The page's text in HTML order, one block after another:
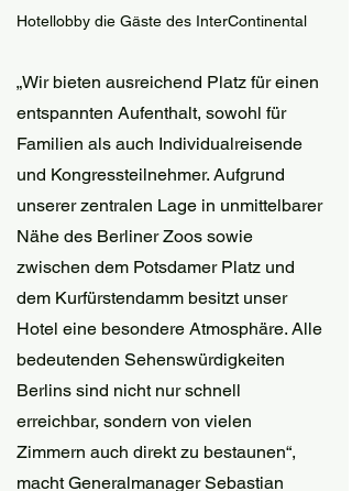
Hotellobby die Gäste des InterContinental
„Wir bieten ausreichend Platz für einen
entspannten Aufenthalt, sowohl für
Familien als auch Individualreisende
und Kongressteilnehmer. Aufgrund
unserer zentralen Lage in unmittelbarer
Nähe des Berliner Zoos sowie
zwischen dem Potsdamer Platz und
dem Kurfürstendamm besitzt unser
Hotel eine besondere Atmosphäre. Alle
bedeutenden Sehenswürdigkeiten
Berlins sind nicht nur schnell
erreichbar, sondern von vielen
Zimmern auch direkt zu bestaunen“,
macht Generalmanager Sebastian